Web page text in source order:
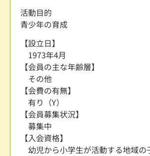
活動目的
青少年の育成
【設立日】
1973年4月
【会員の主な年齢層】
その他
【会費の有無】
有り（Y）
【会員募集状況】
募集中
【入会資格】
幼児から小学生が活動する地域の